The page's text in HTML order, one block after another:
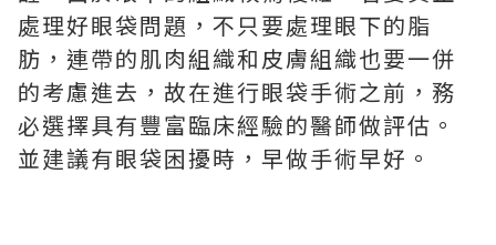
處理好眼袋問題，不只要處理眼下的脂
肪，連帶的肌肉組織和皮膚組織也要一併
的考慮進去，故在進行眼袋手術之前，務
必選擇具有豐富臨床經驗的醫師做評估。
並建議有眼袋困擾時，早做手術早好。